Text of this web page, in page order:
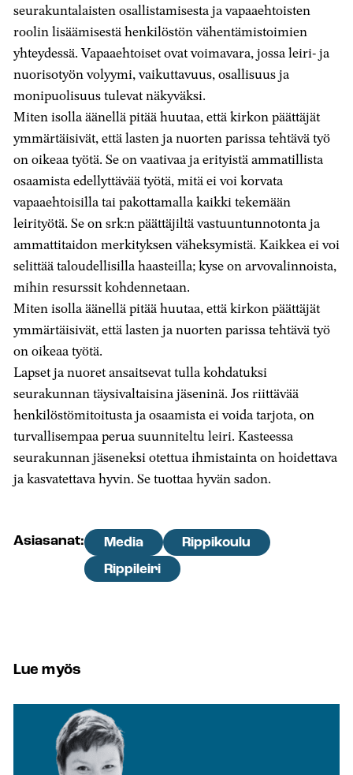
seurakuntalaisten osallistamisesta ja vapaaehtoisten
roolin lisäämisestä henkilöstön vähentämistoimien
yhteydessä. Vapaaehtoiset ovat voimavara, jossa leiri- ja
nuorisotyön volyymi, vaikuttavuus, osallisuus ja
monipuolisuus tulevat näkyväksi.
Miten isolla äänellä pitää huutaa, että kirkon päättäjät
ymmärtäisivät, että lasten ja nuorten parissa tehtävä työ
on oikeaa työtä. Se on vaativaa ja erityistä ammatillista
osaamista edellyttävää työtä, mitä ei voi korvata
vapaaehtoisilla tai pakottamalla kaikki tekemään
leirityötä. Se on srk:n päättäjiltä vastuuntunnotonta ja
ammattitaidon merkityksen väheksymistä. Kaikkea ei voi
selittää taloudellisilla haasteilla; kyse on arvovalinnoista,
mihin resurssit kohdennetaan.
Miten isolla äänellä pitää huutaa, että kirkon päättäjät
ymmärtäisivät, että lasten ja nuorten parissa tehtävä työ
on oikeaa työtä.
Lapset ja nuoret ansaitsevat tulla kohdatuksi
seurakunnan täysivaltaisina jäseninä. Jos riittävää
henkilöstömitoitusta ja osaamista ei voida tarjota, on
turvallisempaa perua suunniteltu leiri. Kasteessa
seurakunnan jäseneksi otettua ihmistainta on hoidettava
ja kasvatettava hyvin. Se tuottaa hyvän sadon.
Asiasanat: Media
Rippikoulu
Rippileiri
Lue myös